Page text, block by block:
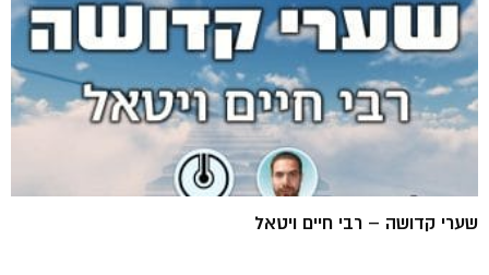
שערי קדושה – רבי חיים ויטאל